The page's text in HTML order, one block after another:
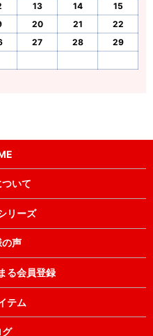
13 14
15
20 21
22
27 28
29
いて
リーズ
の声
る会員登録
テム
グ